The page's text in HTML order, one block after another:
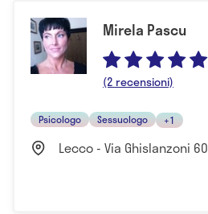
Mirela Pascu
(2 recensioni)
Psicologo Sessuologo +1
Lecco - Via Ghislanzoni 60